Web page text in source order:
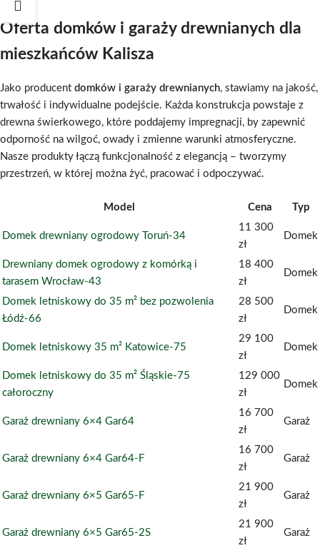
Oferta domków i garaży drewnianych dla
mieszkańców Kalisza
Jako producent domków i garaży drewnianych, stawiamy na jakość,
trwałość i indywidualne podejście. Każda konstrukcja powstaje z
drewna świerkowego, które poddajemy impregnacji, by zapewnić
odporność na wilgoć, owady i zmienne warunki atmosferyczne.
Nasze produkty łączą funkcjonalność z elegancją – tworzymy
przestrzeń, w której można żyć, pracować i odpoczywać.
Model Cena Typ
Domek drewniany ogrodowy Toruń-34
11 300
zł
Domek
Drewniany domek ogrodowy z komórką i
tarasem Wrocław-43
18 400
zł
Domek
Domek letniskowy do 35 m² bez pozwolenia
Łódź-66
28 500
zł
Domek
Domek letniskowy 35 m² Katowice-75
29 100
zł
Domek
Domek letniskowy do 35 m² Śląskie-75
całoroczny
129 000
zł
Domek
Garaż drewniany 6×4 Gar64
16 700
zł
Garaż
Garaż drewniany 6×4 Gar64-F
16 700
zł
Garaż
Garaż drewniany 6×5 Gar65-F
21 900
zł
Garaż
Garaż drewniany 6×5 Gar65-2S
21 900
zł
Garaż